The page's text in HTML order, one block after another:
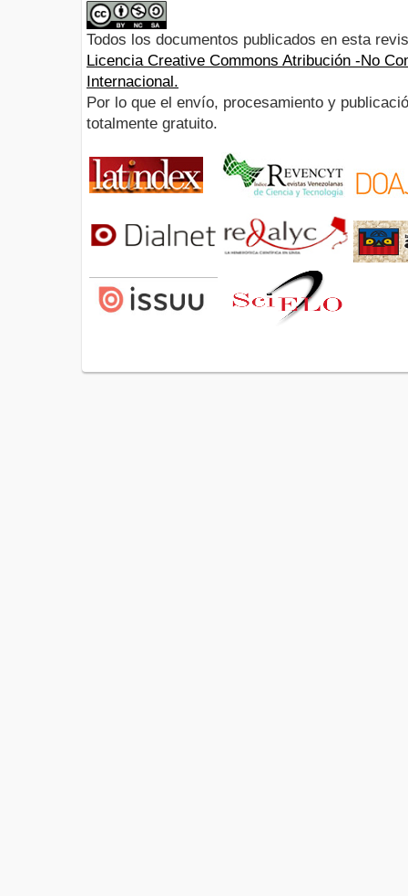
Todos los documentos publicados en esta
Licencia Creative Commons Atribución -No
Internacional.
Por lo que el envío, procesamiento y
totalmente gratuito.